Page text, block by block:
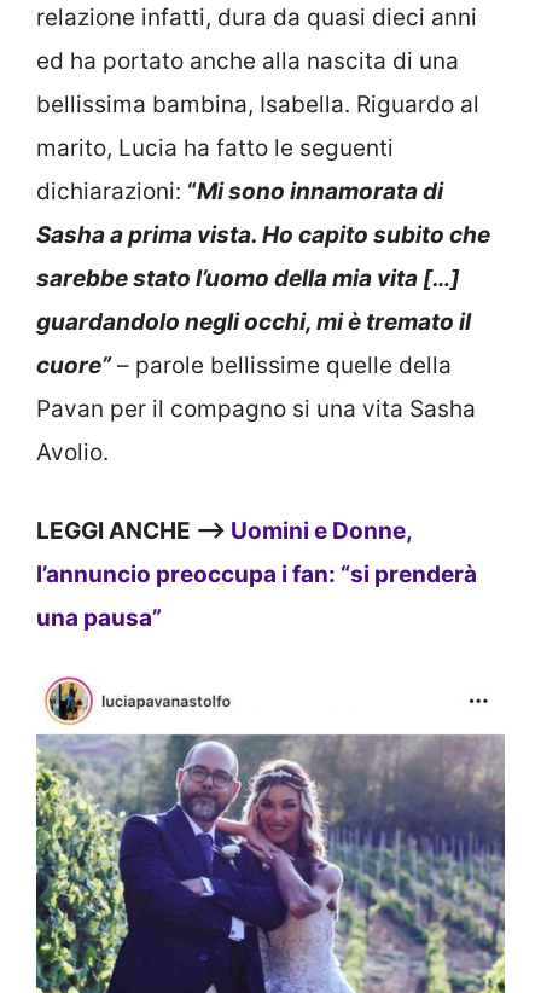
relazione infatti, dura da quasi dieci anni
ed ha portato anche alla nascita di una
bellissima bambina, Isabella. Riguardo al
marito, Lucia ha fatto le seguenti
dichiarazioni: “Mi sono innamorata di
Sasha a prima vista. Ho capito subito che
sarebbe stato l’uomo della mia vita […]
guardandolo negli occhi, mi è tremato il
cuore” – parole bellissime quelle della
Pavan per il compagno si una vita Sasha
Avolio.
LEGGI ANCHE —> Uomini e Donne,
l’annuncio preoccupa i fan: “si prenderà
una pausa”